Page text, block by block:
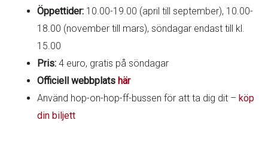
Öppettider: 10.00-19.00 (april till september), 10.00-
18.00 (november till mars), söndagar endast till kl.
15.00
Pris:4 euro, gratis på söndagar
Officiell webbplatshär
Använd hop-on-hop-ff-bussen för att ta dig dit –köp
din biljett